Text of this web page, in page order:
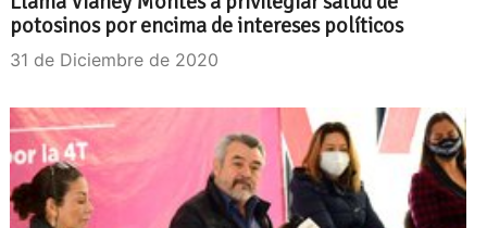
potosinos por encima de intereses políticos
31 de Diciembre de 2020